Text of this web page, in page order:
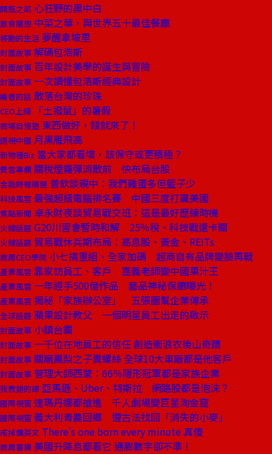
開瓶之前 心狂野的黑中白
旅食隨想 中菜之華，與世界五十最佳餐廳
移動的生活 夢醒拿坡里
封面故事 解碼包浩斯
封面故事 百年設計美學的誕生與冒險
封面故事 一次讀懂包浩斯經典設計
編者的話 散落台灣的珍珠
CEO上線 「土撥鼠」的暑假
商場自慢塾 東西做好，錢就來了！
透視中國 月黑雁飛高
新物種Biz 當大家都看壞，該保守或更積極？
費雪專欄 關稅煙霧彈消散前 快布局台股
金融時報精選 普欽談親中：我們雞蛋多但籃子少
科技風雲 最強超級電腦排名賽 中國三度打贏美國
焦點新聞 卓永財夜談貿易戰交班：這是最好歷練時機
火線話題 G20川習會暫時和解 25％稅、科技戰還卡關
火線話題 貿易戰休兵期布局：高息股、黃金、REITs
商周CEO學院 小七搞重組、全家加碼 超商自有品牌變臉再戰
產業風雲 靠家訪員工、客戶 嘉義老師變中國果汁王
產業風雲 一年經手500億作品 藝品神秘保鑣曝光！
產業風雲 揭秘「家族辦公室」 五張圖幫企業傳承
全球話題 蘋果設計教父 一個明星員工出走的啟示
封面故事 小鎮台霸
封面故事 一千位在地員工的信任 創造衝浪衣後山奇蹟
封面故事 關廟鳳梨之子賣螺絲 全球10大車廠都是他客戶
封面故事 管理大師西蒙：66％隱形冠軍都是家族企業
我教錯的課 亞馬遜、Uber、特斯拉 網路股都是泡沫？
國際視窗 連瑪丹娜都搶進 千人劇場變巨星淘金窟
國際視窗 義大利青農回鄉 遵古法找回「消失的小麥」
戒掉爛英文 There's one born every minute 真傻
商周書摘 美國升降息都看它 通膨數字卻不準！